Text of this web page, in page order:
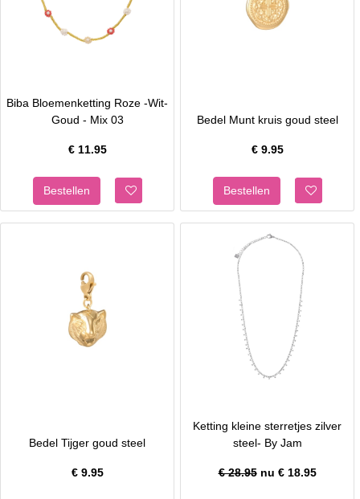
Biba Bloemenketting Roze -Wit-
Goud - Mix 03
€ 11.95
Bedel Munt kruis goud steel
€ 9.95
Bedel Tijger goud steel
€ 9.95
Ketting kleine sterretjes zilver
steel- By Jam
€ 28.95nu € 18.95